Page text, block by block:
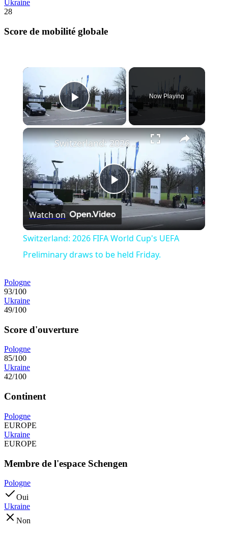
Ukraine
28
Score de mobilité globale
×
Play Video
Now Playing
×
Play
Video
Switzerland: 2026 FIFA World Cup's UEFA Preliminary draws to be held Friday.
Watch on
Switzerland: 2026 FIFA World Cup's UEFA
Preliminary draws to be held Friday.
Pologne
93/100
Ukraine
49/100
Score d'ouverture
Pologne
85/100
Ukraine
42/100
Continent
Pologne
EUROPE
Ukraine
EUROPE
Membre de l'espace Schengen
Pologne
Oui
Ukraine
Non